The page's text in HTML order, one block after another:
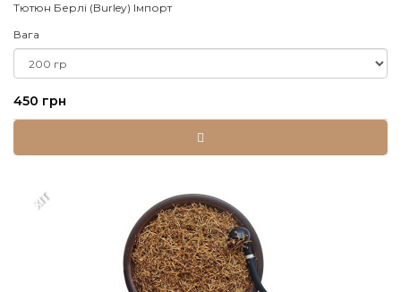
Тютюн Берлі (Burley) Імпорт
Вага
450 грн
XIT